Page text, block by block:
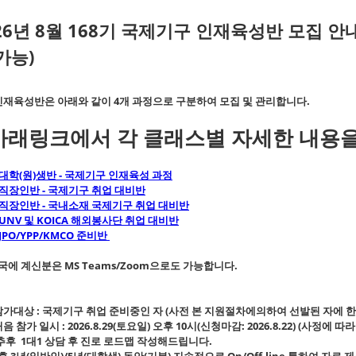
년 8월 168기 국제기구 인재육성반 모집
능)
육성반은 아래와 같이 4개 과정으로 구분하여 모집 및 관리합니다.
래링크에서 각 클래스별 자세한 내용
학(원)생반 - 국제기구 인재육성 과정
장인반 - 국제기구 취업 대비반
장인반 - 국내소재 국제기구 취업 대비반
및 KOICA 해외봉사단 취업 대비반
YPP/KMCO 준비반
에 계신분은 MS Teams/Zoom으로도 가능합니다.
가대상 : 국제기구 취업 준비중인 자 (사전 본 지원절차에의하여 선발된 자에
음 참가 일시 : 2026.8.29(토요일) 오후 10시(신청마감: 2026.8.22) (사정에
후 1대1 상담 후 진로 로드맵 작성해드립니다.